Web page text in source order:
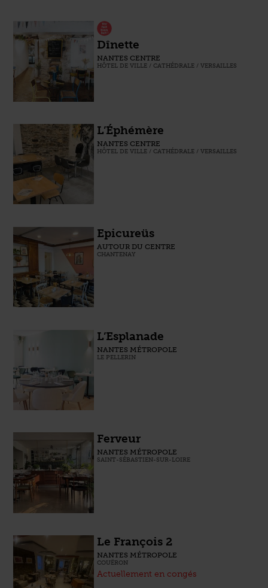
Dînette
NANTES CENTRE
HÔTEL DE VILLE / CATHÉDRALE / VERSAILLES
L’Éphémère
NANTES CENTRE
HÔTEL DE VILLE / CATHÉDRALE / VERSAILLES
Epicureüs
AUTOUR DU CENTRE
CHANTENAY
L’Esplanade
NANTES MÉTROPOLE
LE PELLERIN
Ferveur
NANTES MÉTROPOLE
SAINT-SÉBASTIEN-SUR-LOIRE
Le François 2
NANTES MÉTROPOLE
COUËRON
Actuellement en congés